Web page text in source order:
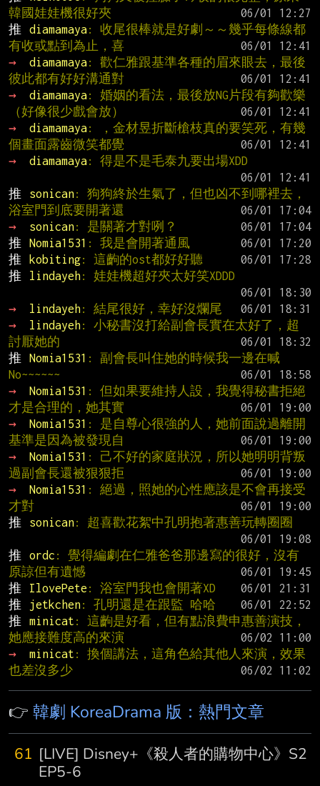
韓國娃娃機很好夾
推
diamamaya: 收尾很棒就是好劇～～幾乎每條線都
有收或點到為止，喜
→
diamamaya: 歡仁雅跟基準各種的眉來眼去，最後
彼此都有好好溝通對
→
diamamaya: 婚姻的看法，最後放NG片段有夠歡樂
（好像很少戲會放）
→
diamamaya: ，金材昱折斷槍枝真的要笑死，有幾
個畫面露齒微笑都覺
→
diamamaya: 得是不是毛泰九要出場XDD
推
sonican: 狗狗終於生氣了，但也凶不到哪裡去，
浴室門到底要開著還
→
sonican: 是關著才對咧？
推
Nomia1531 : 我是會開著通風
推
kobiting: 這齣的ost都好好聽
推
lindayeh: 娃娃機超好夾太好笑XDDD
→
lindayeh: 結尾很好，幸好沒爛尾
→
lindayeh: 小秘書沒打給副會長實在太好了，超
討厭她的
推
Nomia1531 : 副會長叫住她的時候我一邊在喊
No~~~~~~
→
Nomia1531 : 但如果要維持人設，我覺得秘書拒絕
才是合理的，她其實
→
Nomia1531 : 是自尊心很強的人，她前面說過離開
基準是因為被發現自
→
Nomia1531 : 己不好的家庭狀況，所以她明明背叛
過副會長還被狠狠拒
→
Nomia1531 : 絕過，照她的心性應該是不會再接受
才對
推
sonican: 超喜歡花絮中孔明抱著惠善玩轉圈圈
推
ordc : 覺得編劇在仁雅爸爸那邊寫的很好，沒有
原諒但有遺憾
推
IlovePete : 浴室門我也會開著XD
推
jetkchen: 孔明還是在跟監 哈哈
推
minicat : 這齣是好看，但有點浪費申惠善演技，
她應接難度高的來演
→
minicat : 換個講法，這角色給其他人來演，效果
也差沒多少
👉 韓劇 KoreaDrama 版：熱門文章
61 [LIVE] Disney+《殺人者的購物中心》S2
EP5-6